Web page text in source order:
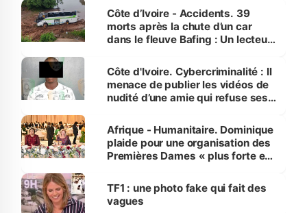
Côte d’Ivoire - Accidents. 39
morts après la chute d’un car
dans le fleuve Bafing : Un lecteur
des Transports
Côte d'Ivoire. Cybercriminalité : Il
menace de publier les vidéos de
nudité d’une amie qui refuse ses
Afrique - Humanitaire. Dominique
plaide pour une organisation des
Premières Dames « plus forte et
sur la scène internationale »
TF1 : une photo fake qui fait des
vagues